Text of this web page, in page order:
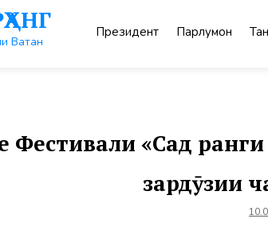
Ватан
Президент Парлумон
Фестивали «Сад
зардӯзии